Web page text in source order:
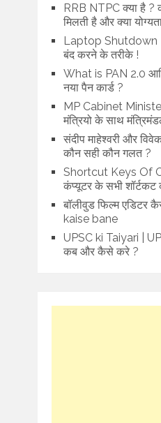
RRB NTPC क्या है ?
मिलती है और क्या
Laptop Shutdown
बंद करने के तरीके !
What is PAN 2.0
नया पैन कार्ड ?
MP Cabinet
मंत्रियो के साथ
संदीप माहेश्वरी और
कौन सही कौन गलत ?
Shortcut Keys Of
कंप्यूटर के सभी शॉर्टकट
बॉलीवुड फिल्म
kaise bane
UPSC ki Taiyari |
कब और कैसे करे ?